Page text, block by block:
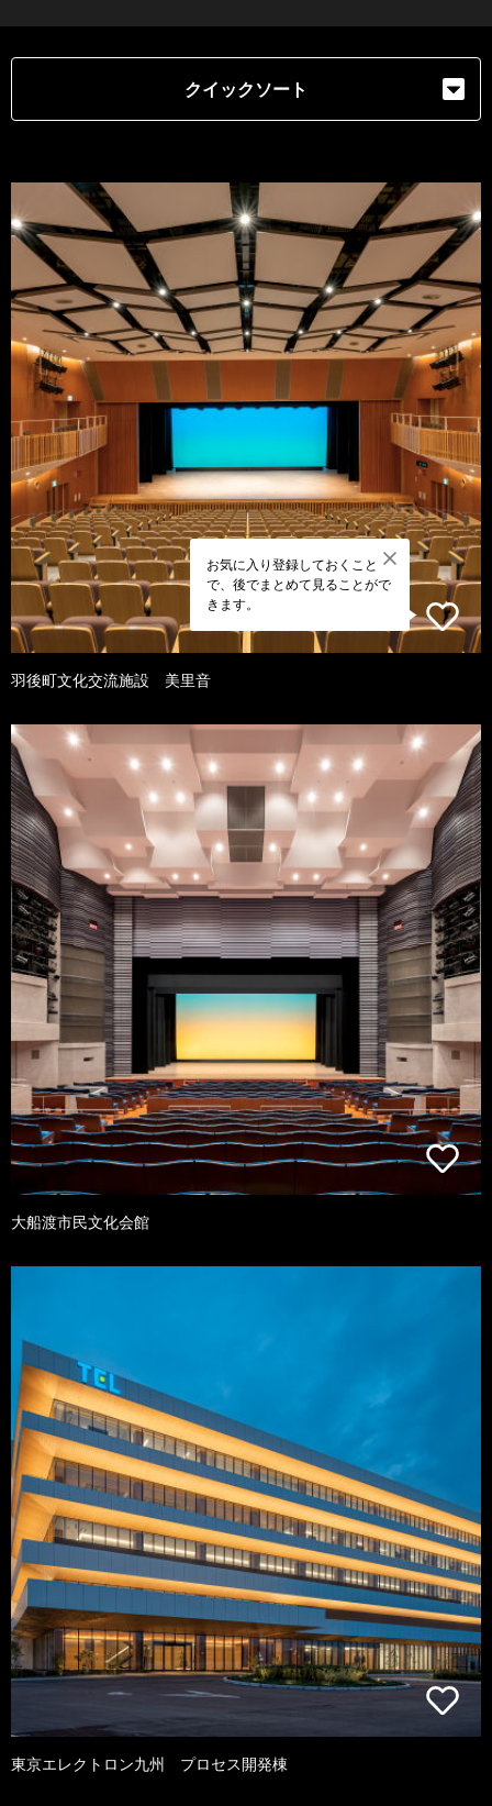
クイックソート
お気に入り登録しておくこと
で、後でまとめて見ることがで
きます。
羽後町文化交流施設 美里音
大船渡市民文化会館
東京エレクトロン九州 プロセス開発棟